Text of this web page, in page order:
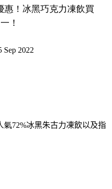
惠！冰黑巧克力凍飲買
！
Sep 2022
氣72%冰黑朱古力凍飲以及指